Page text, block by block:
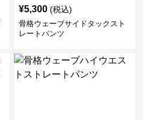
¥5,300 (税込)
骨格ウェーブサイドタックスト
レートパンツ